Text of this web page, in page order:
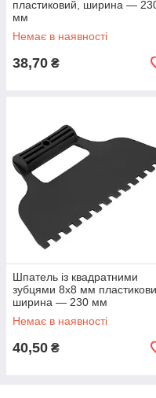
пластиковий, ширина —
мм
Немає в наявності
38,70 ₴
Шпатель із квадратними
зубцями 8х8 мм
ширина — 230 мм
Немає в наявності
40,50 ₴